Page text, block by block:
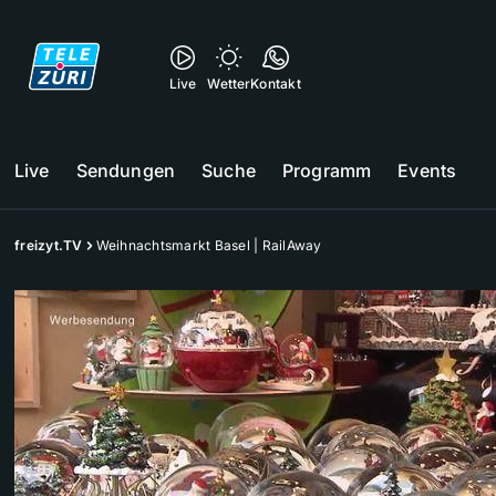
Live WetterKontakt
Live Sendungen Suche Programm Events
freizyt.TV Weihnachtsmarkt Basel | RailAway